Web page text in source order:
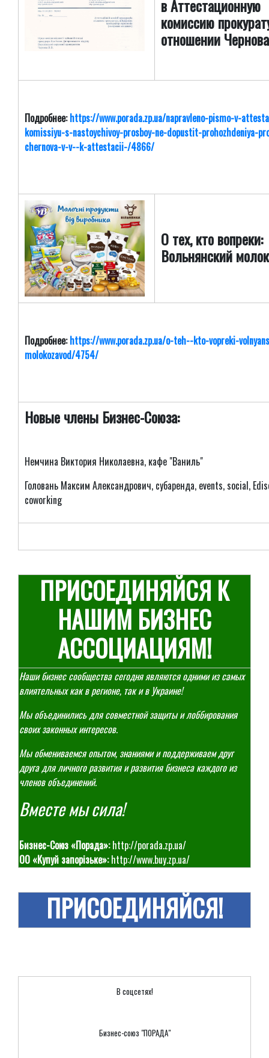
в Аттестационную
комиссию
отношении
Подробнее:https://www.porada.zp.ua/napravleno-pismo-v-
komissiyu-s-nastoychivoy-prosboy-ne-dopustit-prohozhdeniya-
chernova-v-v--k-attestacii-/4866/
О тех, кто вопреки:
Вольнянский
Подробнее:https://www.porada.zp.ua/o-teh--kto-vopreki-
molokozavod/4754/
Новые члены Бизнес-Союза:
Немчина Виктория Николаевна, кафе "Ваниль"
Головань Максим Александрович, субаренда, events, social,
coworking
ПРИСОЕДИНЯЙСЯ К
НАШИМ БИЗНЕС
АССОЦИАЦИЯМ!
Наши бизнес сообщества сегодня являются одними из самых
влиятельных как в регионе, так и в Украине!
Мы объединились для совместной защиты и лоббирования
своих законных интересов.
Мы обмениваемся опытом, знаниями и поддерживаем друг
друга для личного развития и развития бизнеса каждого из
членов объединений.
Вместе мы сила!
Бизнес-Союз «Порада»:http://porada.zp.ua/
ОО «Купуй запорізьке»:http://www.buy.zp.ua/
ПРИСОЕДИНЯЙСЯ!
В соцсетях!
Бизнес-союз "ПОРАДА"